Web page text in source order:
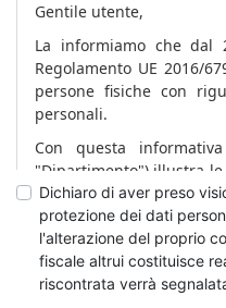
Gentile utente,
La informiamo che dal
Regolamento UE 2016/
persone fisiche con
personali.
Con questa
"Dipartimento") illustra
sito, come utilizzerà i
quelli da Lei forniti, per
sito web e quali sono i
Regolamento UE 2016/
Il Dipartimento pone,
Dichiaro di aver preso
protezione dei dati
l'alterazione del proprio
fiscale altrui costituisce
riscontrata verrà